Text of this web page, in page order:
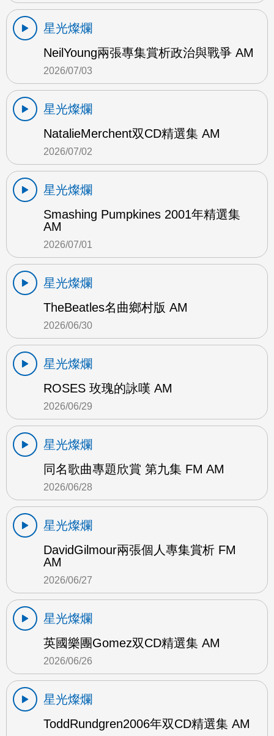
星光燦爛
NeilYoung兩張專集賞析政治與戰爭 AM
2026/07/03
星光燦爛
NatalieMerchent双CD精選集 AM
2026/07/02
星光燦爛
Smashing Pumpkines 2001年精選集
AM
2026/07/01
星光燦爛
TheBeatles名曲鄉村版 AM
2026/06/30
星光燦爛
ROSES 玫瑰的詠嘆 AM
2026/06/29
星光燦爛
同名歌曲專題欣賞 第九集 FM AM
2026/06/28
星光燦爛
DavidGilmour兩張個人專集賞析 FM
AM
2026/06/27
星光燦爛
英國樂團Gomez双CD精選集 AM
2026/06/26
星光燦爛
ToddRundgren2006年双CD精選集 AM